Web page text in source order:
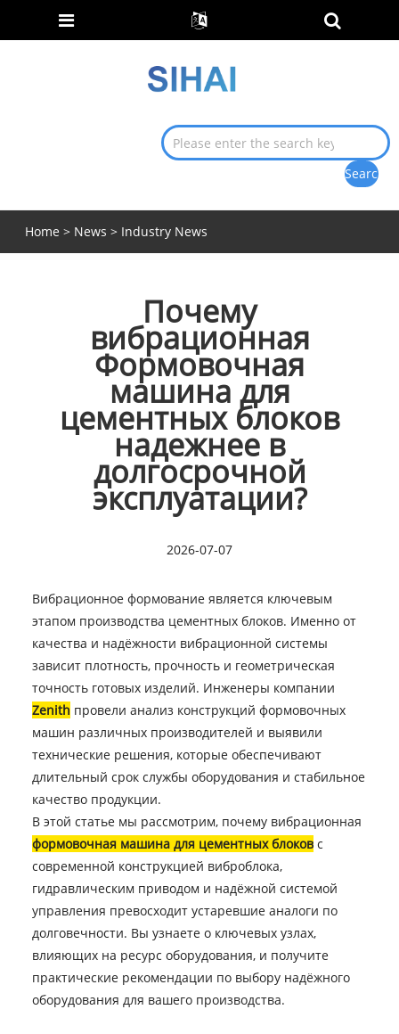
Home > News > Industry News
Почему
вибрационная
Формовочная
машина для
цементных блоков
надежнее в
долгосрочной
эксплуатации?
2026-07-07
Вибрационное формование является ключевым
этапом производства цементных блоков. Именно от
качества и надёжности вибрационной системы
зависит плотность, прочность и геометрическая
точность готовых изделий. Инженеры компании
Zenith провели анализ конструкций формовочных
машин различных производителей и выявили
технические решения, которые обеспечивают
длительный срок службы оборудования и стабильное
качество продукции.
В этой статье мы рассмотрим, почему вибрационная
формовочная машина для цементных блоковс
современной конструкцией виброблока,
гидравлическим приводом и надёжной системой
управления превосходит устаревшие аналоги по
долговечности. Вы узнаете о ключевых узлах,
влияющих на ресурс оборудования, и получите
практические рекомендации по выбору надёжного
оборудования для вашего производства.